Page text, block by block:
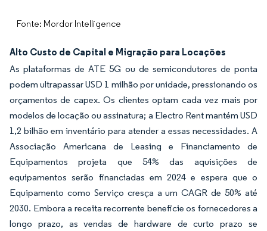
Fonte: Mordor Intelligence
Alto Custo de Capital e Migração para Locações
As plataformas de ATE 5G ou de semicondutores de ponta
podem ultrapassar USD 1 milhão por unidade, pressionando os
orçamentos de capex. Os clientes optam cada vez mais por
modelos de locação ou assinatura; a Electro Rent mantém USD
1,2 bilhão em inventário para atender a essas necessidades. A
Associação Americana de Leasing e Financiamento de
Equipamentos projeta que 54% das aquisições de
equipamentos serão financiadas em 2024 e espera que o
Equipamento como Serviço cresça a um CAGR de 50% até
2030. Embora a receita recorrente beneficie os fornecedores a
longo prazo, as vendas de hardware de curto prazo se